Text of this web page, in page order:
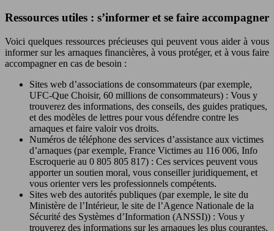
Ressources utiles : s’informer et se faire accompagner
Voici quelques ressources précieuses qui peuvent vous aider à vous
informer sur les arnaques financières, à vous protéger, et à vous faire
accompagner en cas de besoin :
Sites web d’associations de consommateurs (par exemple,
UFC-Que Choisir, 60 millions de consommateurs) : Vous y
trouverez des informations, des conseils, des guides pratiques,
et des modèles de lettres pour vous défendre contre les
arnaques et faire valoir vos droits.
Numéros de téléphone des services d’assistance aux victimes
d’arnaques (par exemple, France Victimes au 116 006, Info
Escroquerie au 0 805 805 817) : Ces services peuvent vous
apporter un soutien moral, vous conseiller juridiquement, et
vous orienter vers les professionnels compétents.
Sites web des autorités publiques (par exemple, le site du
Ministère de l’Intérieur, le site de l’Agence Nationale de la
Sécurité des Systèmes d’Information (ANSSI)) : Vous y
trouverez des informations sur les arnaques les plus courantes,